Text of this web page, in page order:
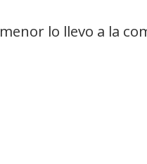
lo llevo a la